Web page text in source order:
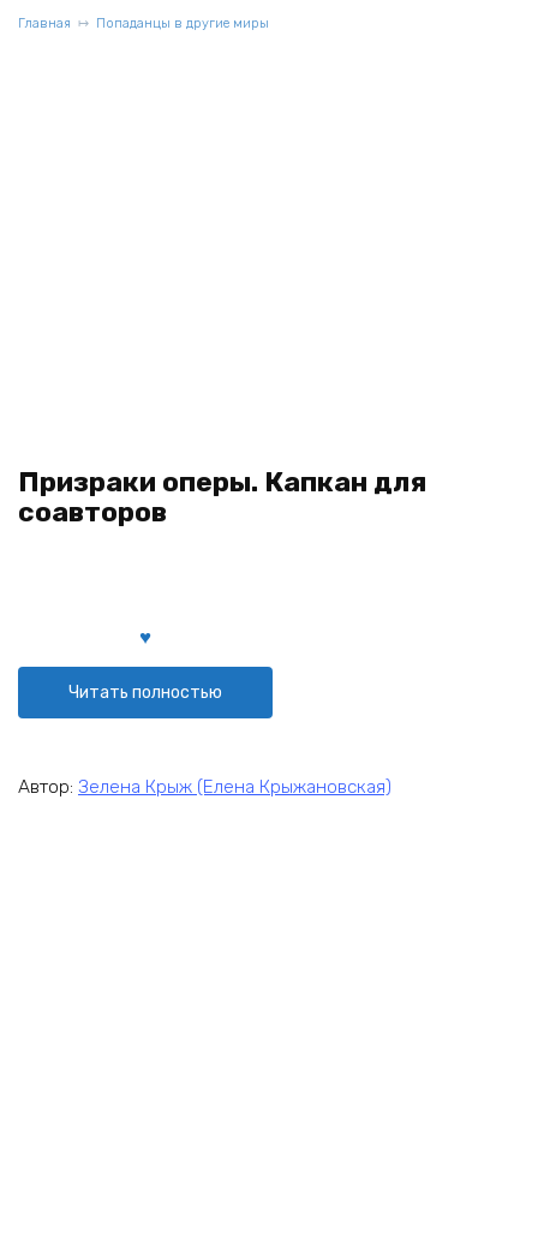
Главная Попаданцы в другие миры
Призраки оперы. Капкан для
соавторов
Читать полностью
Автор: Зелена Крыж (Елена Крыжановская)